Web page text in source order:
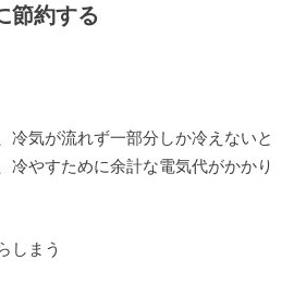
節約する
冷気が流れず一部分しか冷えないと
冷やすために余計な電気代がかかり
しまう